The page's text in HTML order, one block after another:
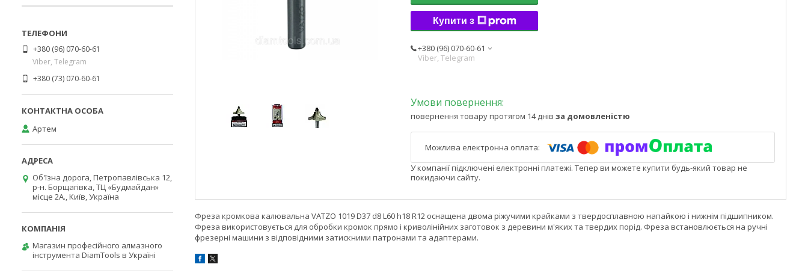
Купити з
+380 (96) 070-60-61
Viber, Telegram
повернення товару протягом 14 днів за домовленістю
У компанії підключені електронні платежі. Тепер ви можете купити будь-який товар не
покидаючи сайту.
Фреза кромкова калювальна VATZO 1019 D37 d8 L60 h18 R12 оснащена двома ріжучими крайками з твердосплавною напайкою і нижнім підшипником.
Фреза використовується для обробки кромок прямо і криволінійних заготовок з деревини м'яких та твердих порід. Фреза встановлюється на ручні
фрезерні машини з відповідними затискними патронами та адаптерами.
+380 (96) 070-60-61
Viber, Telegram
+380 (73) 070-60-61
Артем
Об'їзна дорога, Петропавлівська 12,
р-н. Борщагівка, ТЦ «Будмайдан»
місце 2А., Київ, Україна
Магазин професійного алмазного
інструмента DiamTools в Україні